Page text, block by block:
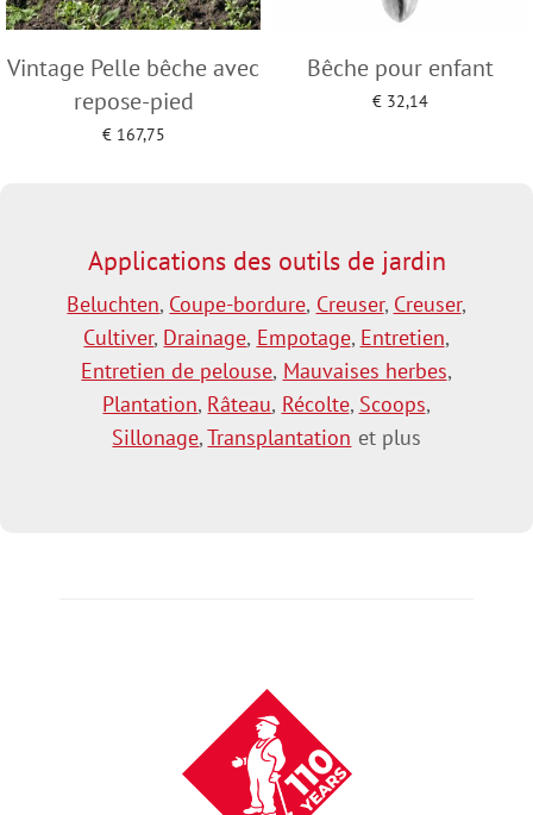
Vintage Pelle bêche avec
repose-pied
€167,75
Bêche pour enfant
€32,14
Applications des outils de jardin
Beluchten, Coupe-bordure, Creuser, Creuser,
Cultiver, Drainage, Empotage, Entretien,
Entretien de pelouse, Mauvaises herbes,
Plantation, Râteau, Récolte, Scoops,
Sillonage,Transplantation et plus